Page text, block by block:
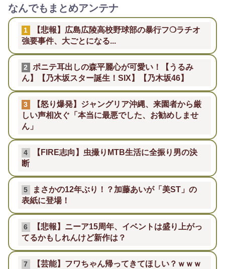
なんでもまとめアンテナ
1
【悲報】広島広陵高校野球部の暴行フ❍ラチオ
強要事件、大ごとになる...
2
ポニテ耳出しの森平麗心が可愛い！【うるみ
ん】【乃木坂スター誕生！SIX】【乃木坂46】
3
【怒り爆発】ジャングリア沖縄、来園者から厳
しい声相次ぐ「本当に最悪でした、お勧めしませ
ん」
4
【FIRE志向】虫撮りMTB生活に全振り男の決
断
5
まさかの12年ぶり！？加藤あいが「美ST」の
表紙に登場！
6
【悲報】ニーア15周年、イベントは盛り上がっ
てるかもしれんけど新作は？
7
【芸能】フワちゃん帰ってきてほしい？ｗｗｗ